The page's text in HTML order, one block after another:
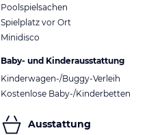
Poolspielsachen
Spielplatz vor Ort
Minidisco
Baby- und Kinderausstattung
Kinderwagen-/Buggy-Verleih
Kostenlose Baby-/Kinderbetten
Ausstattung